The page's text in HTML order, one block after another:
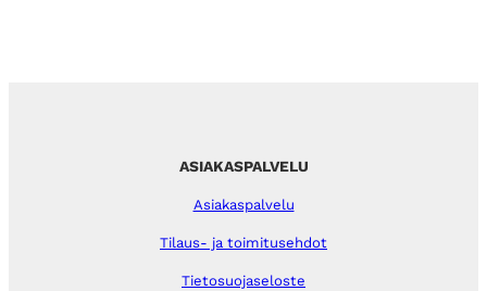
ASIAKASPALVELU
Asiakaspalvelu
Tilaus- ja toimitusehdot
Tietosuojaseloste